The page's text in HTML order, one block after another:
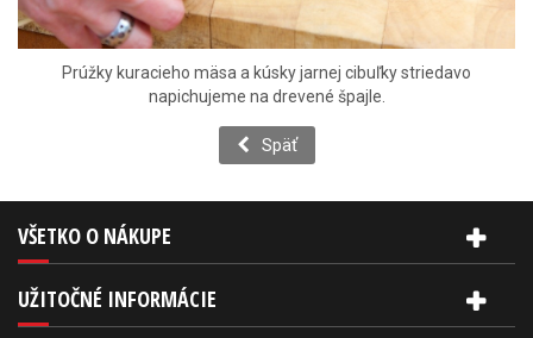
Prúžky kuracieho mäsa a kúsky jarnej cibuľky striedavo
napichujeme na drevené špajle.
Späť
VŠETKO O NÁKUPE
UŽITOČNÉ INFORMÁCIE